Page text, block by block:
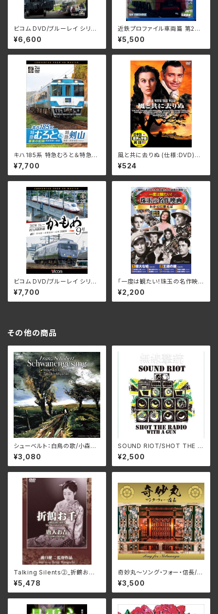
ビコム DVD/ブルーレイ シリー
ズ ありがとう 58654号機 ラス
トラン展望 4K撮影作品 博多～
熊本 VB-6857(仕様:ブルー
¥6,600
近鉄プロファイル車両篇 第2章
特急形2 VB-6133(仕様:Blu-r
ay)
¥5,500
キハ185系 特急むろと＆特急剣
山 4K撮影作品₋ 『特急むろと』
最後の記録 阿波海南～徳島/徳
島～阿波池田 DWｰ3403(仕
¥7,700
風と共に去りぬ (仕様:DVD)DD
C-002
¥524
ビコム DVD/ブルーレイ シリー
ズ 『787系リレーかもめ9号＆
西九州新幹線かもめ9号4K撮
影作品 門司港～武雄温泉～長
¥7,700
「一度は観たい！珠玉の名作映
画」 わが心に歌えば ACC-29
3(仕様:10DVD)
¥2,200
その他の商品
シューベルト：白鳥の歌/小森輝
彦&宮﨑貴子 NARD-5090
(仕様:CD)
¥3,080
SOUND RIOT/SHOT THE R
ADIO WITH A GUN HH-PS
Y011(仕様:CD)
¥2,500
Talking Silents②_折鶴お千、
唐人お吉 DMSF-1007(仕様:
DVD)
¥5,478
奇妙丸～ソング・フォー・信長/V
arious Artists RPES-4869
(仕様:CD)
¥3,500